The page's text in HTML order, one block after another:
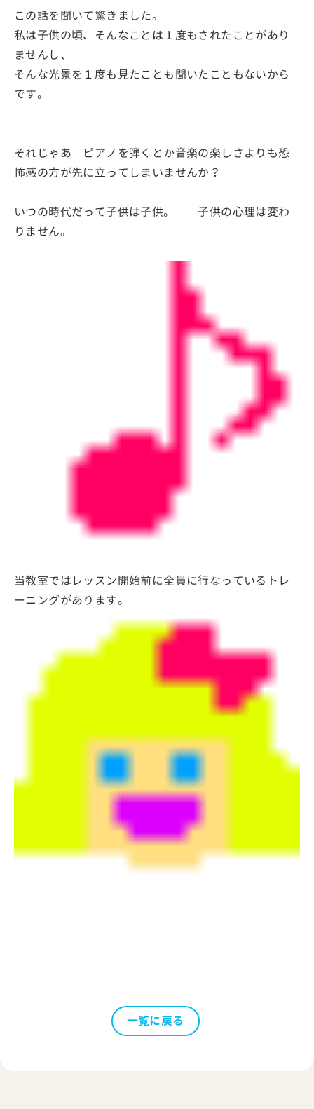
この話を聞いて驚きました。
私は子供の頃、そんなことは１度もされたことがあり
ませんし、
そんな光景を１度も見たことも聞いたこともないから
です。
それじゃあ ピアノを弾くとか音楽の楽しさよりも恐
怖感の方が先に立ってしまいませんか？
いつの時代だって子供は子供。 子供の心理は変わ
りません。
当教室ではレッスン開始前に全員に行なっているトレ
ーニングがあります。
一覧に戻る